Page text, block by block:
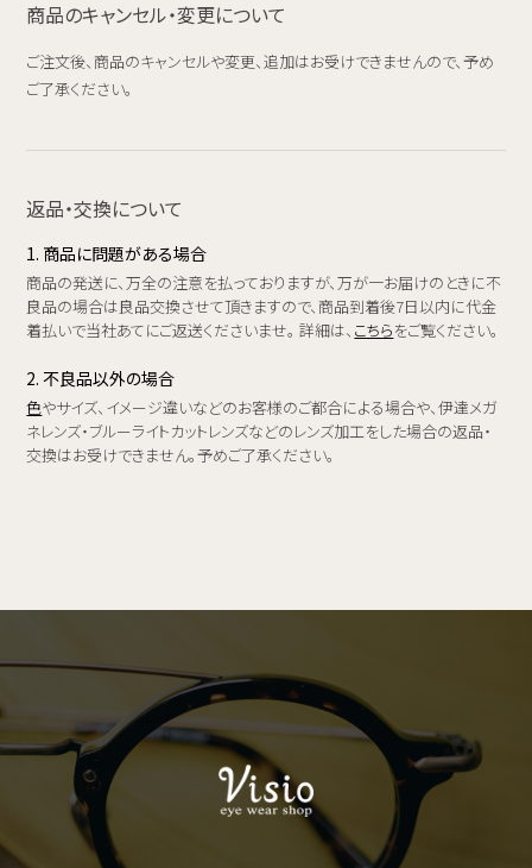
商品のキャンセル・変更について
ご注文後、商品のキャンセルや変更、追加はお受けできませんので、予め
ご了承ください。
返品・交換について
1. 商品に問題がある場合
商品の発送に、万全の注意を払っておりますが、万が一お届けのときに不
良品の場合は良品交換させて頂きますので、商品到着後7日以内に代金
着払いで当社あてにご返送くださいませ。 詳細は、 こちらをご覧ください。
2. 不良品以外の場合
色やサイズ、イメージ違いなどのお客様のご都合による場合や、伊達メガ
ネレンズ・ブルーライトカットレンズなどのレンズ加工をした場合の返品・
交換はお受けできません。予めご了承ください。